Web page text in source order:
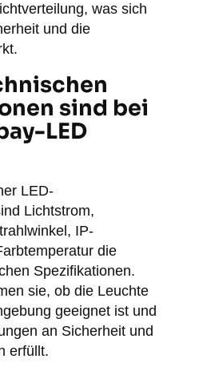
was sich
und die
sind bei
LED
LED-
Lichtstrom,
IP-
die
Spezifikationen.
sie, ob die Leuchte
geeignet ist und
an Sicherheit und
erfüllt.